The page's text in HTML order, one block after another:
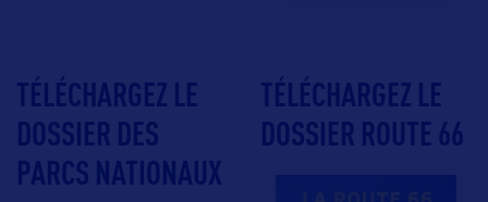
TÉLÉCHARGEZ LE
DOSSIER DES
PARCS NATIONAUX
TÉLÉCHARGEZ LE
DOSSIER ROUTE 66